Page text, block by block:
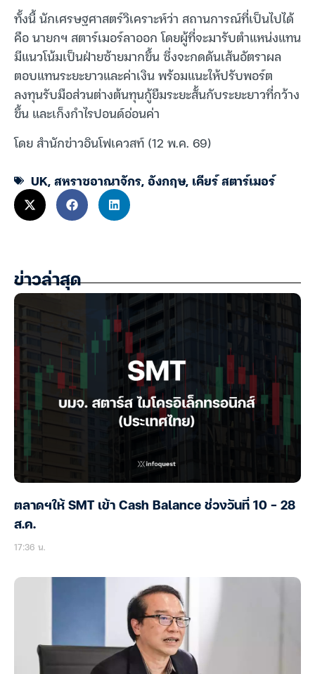
ทั้งนี้ นักเศรษฐศาสตร์วิเคราะห์ว่า สถานการณ์ที่เป็นไปได้
คือ นายกฯ สตาร์เมอร์ลาออก โดยผู้ที่จะมารับตำแหน่งแทน
มีแนวโน้มเป็นฝ่ายซ้ายมากขึ้น ซึ่งจะกดดันเส้นอัตราผล
ตอบแทนระยะยาวและค่าเงิน พร้อมแนะให้ปรับพอร์ต
ลงทุนรับมือส่วนต่างต้นทุนกู้ยืมระยะสั้นกับระยะยาวที่กว้าง
ขึ้น และเก็งกำไรปอนด์อ่อนค่า
โดย สำนักข่าวอินโฟเควสท์ (12 พ.ค. 69)
UK,สหราชอาณาจักร,อังกฤษ, เคียร์ สตาร์เมอร์
ข่าวล่าสุด
ตลาดฯให้ SMT เข้า Cash Balance ช่วงวันที่ 10 – 28
ส.ค.
17:36 น.